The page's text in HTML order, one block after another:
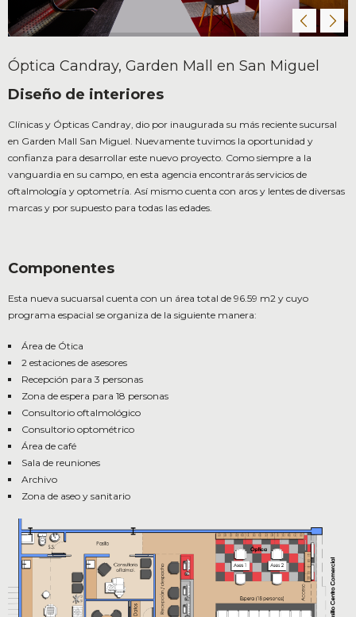
Óptica Candray, Garden Mall en San Miguel
Diseño de interiores
Clínicas y Ópticas Candray, dio por inaugurada su más reciente sucursal
en Garden Mall San Miguel. Nuevamente tuvimos la oportunidad y
confianza para desarrollar este nuevo proyecto. Como siempre a la
vanguardia en su campo, en esta agencia encontrarás servicios de
oftalmología y optometría. Así mismo cuenta con aros y lentes de diversas
marcas y por supuesto para todas las edades.
Componentes
Esta nueva sucuarsal cuenta con un área total de 96.59 m2 y cuyo
programa espacial se organiza de la siguiente manera:
Área de Ótica
2 estaciones de asesores
Recepción para 3 personas
Zona de espera para 18 personas
Consultorio oftalmológico
Consultorio optométrico
Área de café
Sala de reuniones
Archivo
Zona de aseo y sanitario